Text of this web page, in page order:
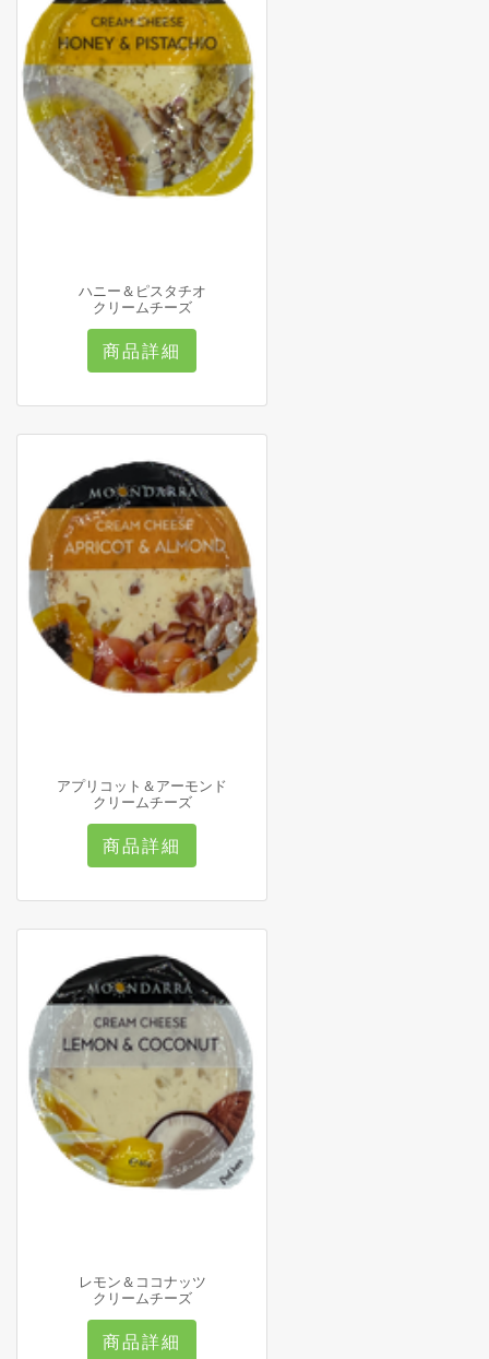
ハニー＆ピスタチオ
クリームチーズ
商品詳細
アプリコット＆アーモンド
クリームチーズ
商品詳細
レモン＆ココナッツ
クリームチーズ
商品詳細